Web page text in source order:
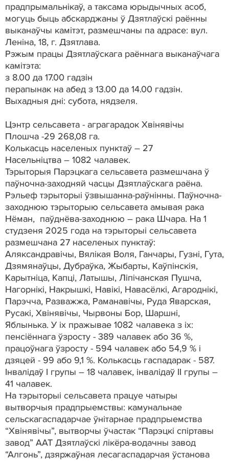
прадпрымальнікаў, а таксама юрыдычных асоб,
могуць быць абскарджаны ў Дзятлаўскі раённы
выканаўчы камітэт, размешчаны па адрасе: вул.
Леніна, 18, г. Дзятлава.
Рэжым працы Дзятлаўскага раённага выканаўчага
камітэта:
з 8.00 да 17.00 гадзін
перапынак на абед з 13.00 да 14.00 гадзін.
Выхадныя дні: субота, нядзеля.
Цэнтр сельсавета - аграгарадок Хвінявічы
Плошча -29 268,08 га.
Колькасць населеных пунктаў – 27
Насельніцтва – 1082 чалавек.
Тэрыторыя Парэцкага сельсавета размешчана ў
паўночна-заходняй часцы Дзятлаўскага раёна.
Рэльеф тэрыторыі ўзвышанна-раўнінны. Паўночна-
заходнюю тэрыторыю сельсавета амывая рака
Нёман, паўднёва-заходнюю – рака Шчара. На 1
студзеня 2025 года на тэрыторыі сельсавета
размешчана 27 населеных пунктаў:
Аляксандравічы, Вялікая Воля, Ганчары, Гузні, Гута,
Дзямянаўцы, Дубраўка, Жыбарты, Каўпінскія,
Карытніца, Капці, Латышы, Ліпічанская Пушча,
Нагорнікі, Накрышкі, Навікі, Навасёлкі, Агароднікі,
Парэчча, Разважжа, Раманавічы, Руда Яварская,
Русакі, Хвінявічы, Чырвоны Бор, Шаршні,
Яблынька. У іх пражывае 1082 чалавека з іх:
пенсіённага ўзросту - 389 чалавек або 36 %,
працоўнага ўзросту - 594 чалавек або 54,9 % і
дзяцей - 99 або 9,1 %. Колькасць гаспадарак - 587.
Інвалідаў I групы – 18 чалавек, інвалідаў II групы –
41 чалавек.
На тэрыторыі сельсавета працуе чатыры
вытворчыя прадпрыемствы: камунальнае
сельскагаспадарчае ўнітарнае прадпрыемства
“Хвінявічы”, вытворчы ўчастак “Парэцкі спіртавы
завод” ААТ Дзятлаўскі лікёра-водачны завод
“Алгонь”, дзяржаўная лесагаспадарчая ўстанова